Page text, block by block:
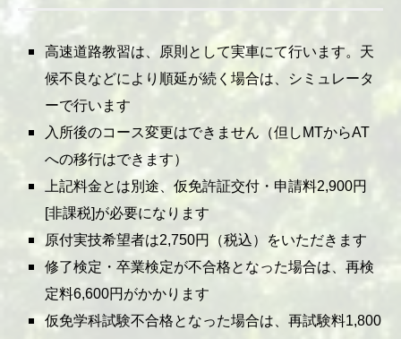
高速道路教習は、原則として実車にて行います。天
候不良などにより順延が続く場合は、シミュレータ
ーで行います
入所後のコース変更はできません（但しMTからAT
への移行はできます）
上記料金とは別途、仮免許証交付・申請料2,900円
[非課税]が必要になります
原付実技希望者は2,750円（税込）をいただきます
修了検定・卒業検定が不合格となった場合は、再検
定料6,600円がかかります
仮免学科試験不合格となった場合は、再試験料1,800